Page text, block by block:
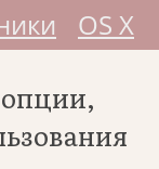
OS X